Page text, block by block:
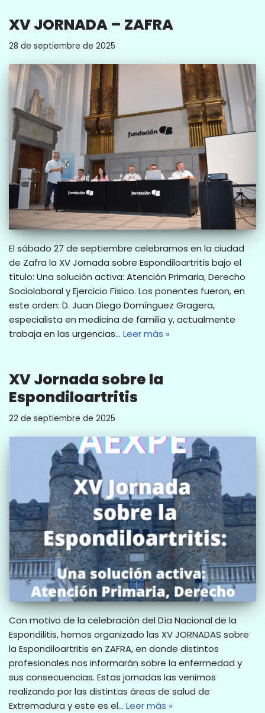
XV JORNADA – ZAFRA
28 de septiembre de 2025
El sábado 27 de septiembre celebramos en la ciudad
de Zafra la XV Jornada sobre Espondiloartritis bajo el
título: Una solución activa: Atención Primaria, Derecho
Sociolaboral y Ejercicio Físico. Los ponentes fueron, en
este orden: D. Juan Diego Domínguez Gragera,
especialista en medicina de familia y, actualmente
trabaja en las urgencias… Leer más »
XV Jornada sobre la
Espondiloartritis
22 de septiembre de 2025
Con motivo de la celebración del Día Nacional de la
Espondilitis, hemos organizado las XV JORNADAS sobre
la Espondiloartritis en ZAFRA, en donde distintos
profesionales nos informarán sobre la enfermedad y
sus consecuencias. Estas jornadas las venimos
realizando por las distintas áreas de salud de
Extremadura y este es el… Leer más »